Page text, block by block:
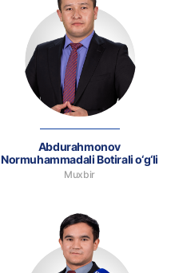
Abdurahmonov
Normuhammadali Botirali o‘g‘li
Muxbir